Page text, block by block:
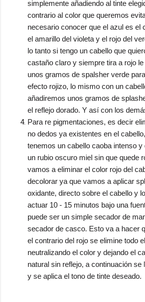
simplemente añadiendo al tinte
contrario al color que queremos
necesario conocer que el azul es el
el amarillo del violeta y el rojo del
lo tanto si tengo un cabello que
castaño claro y siempre tira a rojo
unos gramos de spalsher verde
efecto rojizo, lo mismo con un
añadiremos unos gramos de
el reflejo dorado. Y así con los
Para re pigmentaciones, es decir
no dedos ya existentes en el
tenemos un cabello caoba intenso
un rubio oscuro miel sin que quede
vamos a eliminar el color rojo del
decolorar ya que vamos a aplicar
oxidante, directo sobre el cabello y
actuar 10 - 15 minutos bajo una
puede ser un simple secador de
secador de casco. Esto va a hacer
el contrario del rojo se elimine todo
neutralizando el color y dejando el
natural sin reflejo, a continuación se
y se aplica el tono de tinte deseado.